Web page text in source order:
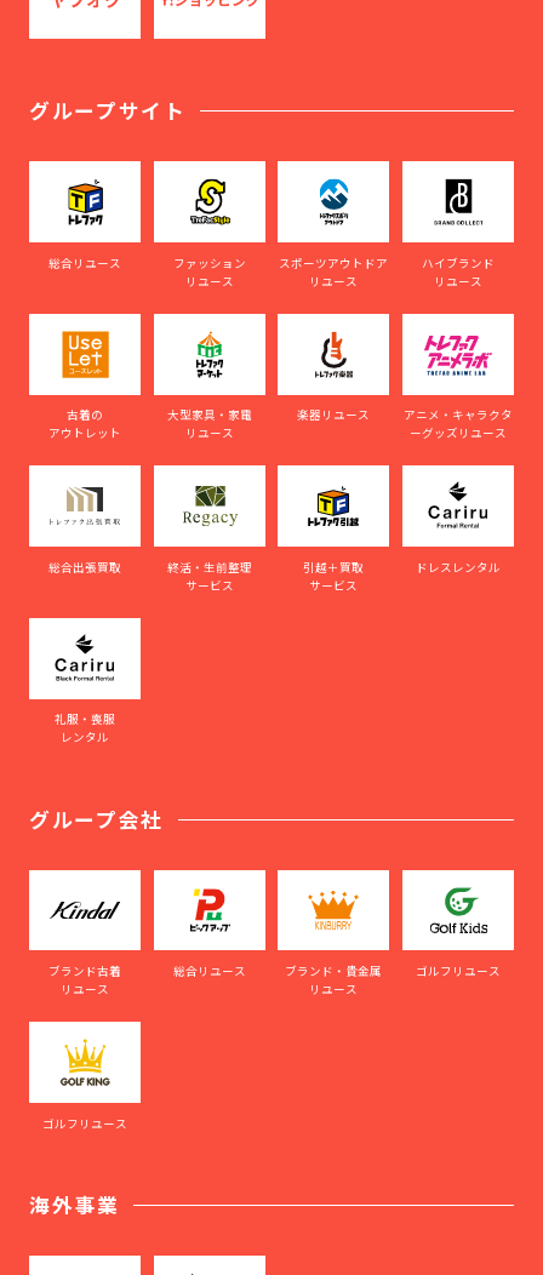
グループサイト
総合リユース
ファッション
リユース
スポーツアウトドア
リユース
ハイブランド
リユース
古着の
アウトレット
大型家具・家電
リユース
楽器リユース
アニメ・キャラクタ
ーグッズリユース
総合出張買取
終活・生前整理
サービス
引越＋買取
サービス
ドレスレンタル
礼服・喪服
レンタル
グループ会社
ブランド古着
リユース
総合リユース
ブランド・貴金属
リユース
ゴルフリユース
ゴルフリユース
海外事業